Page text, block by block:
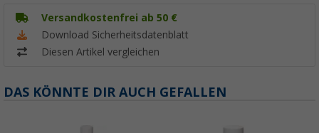
Versandkostenfrei ab 50 €
Download Sicherheitsdatenblatt
Diesen Artikel vergleichen
DAS KÖNNTE DIR AUCH GEFALLEN